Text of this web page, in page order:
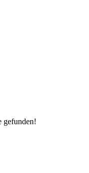
gefunden!